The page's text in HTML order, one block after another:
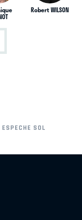
Robert WILSON
ESPECHE SOL